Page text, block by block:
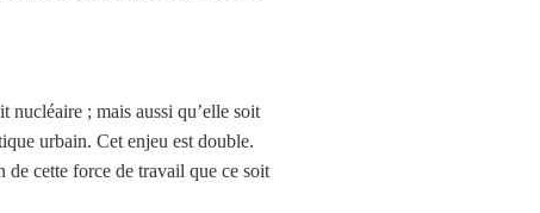
nucléaire ; mais aussi qu’elle soit
urbain. Cet enjeu est double.
de cette force de travail que ce soit